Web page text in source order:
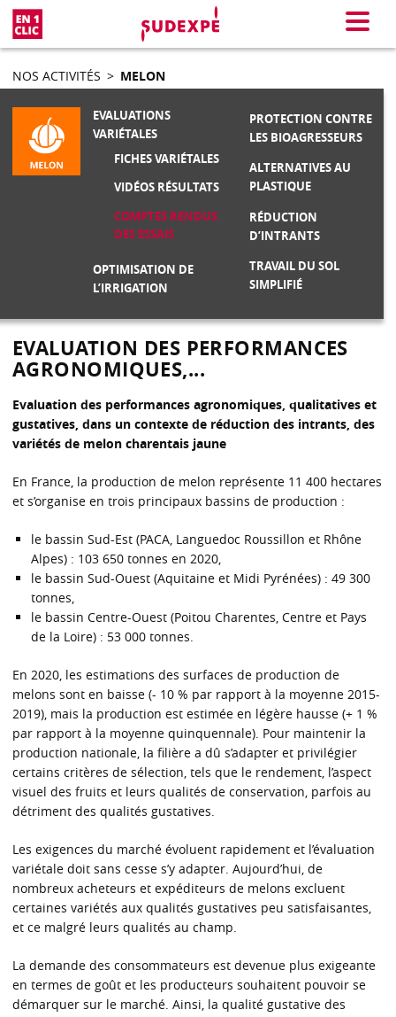
Menu
NOS ACTIVITÉS > MELON
EVALUATIONS
VARIÉTALES
FICHES VARIÉTALES
VIDÉOS RÉSULTATS
COMPTES RENDUS
DES ESSAIS
OPTIMISATION DE
L’IRRIGATION
PROTECTION CONTRE
LES BIOAGRESSEURS
ALTERNATIVES AU
PLASTIQUE
RÉDUCTION
D’INTRANTS
TRAVAIL DU SOL
SIMPLIFIÉ
EVALUATION DES PERFORMANCES
AGRONOMIQUES,...
Evaluation des performances agronomiques, qualitatives et
gustatives, dans un contexte de réduction des intrants, des
variétés de melon charentais jaune
En France, la production de melon représente 11 400 hectares
et s’organise en trois principaux bassins de production :
le bassin Sud-Est (PACA, Languedoc Roussillon et Rhône
Alpes) : 103 650 tonnes en 2020,
le bassin Sud-Ouest (Aquitaine et Midi Pyrénées) : 49 300
tonnes,
le bassin Centre-Ouest (Poitou Charentes, Centre et Pays
de la Loire) : 53 000 tonnes.
En 2020, les estimations des surfaces de production de
melons sont en baisse (- 10 % par rapport à la moyenne 2015-
2019), mais la production est estimée en légère hausse (+ 1 %
par rapport à la moyenne quinquennale). Pour maintenir la
production nationale, la filière a dû s’adapter et privilégier
certains critères de sélection, tels que le rendement, l’aspect
visuel des fruits et leurs qualités de conservation, parfois au
détriment des qualités gustatives.
Les exigences du marché évoluent rapidement et l’évaluation
variétale doit sans cesse s’y adapter. Aujourd’hui, de
nombreux acheteurs et expéditeurs de melons excluent
certaines variétés aux qualités gustatives peu satisfaisantes,
et ce malgré leurs qualités au champ.
La demande des consommateurs est devenue plus exigeante
en termes de goût et les producteurs souhaitent pouvoir se
démarquer sur le marché. Ainsi, la qualité gustative des